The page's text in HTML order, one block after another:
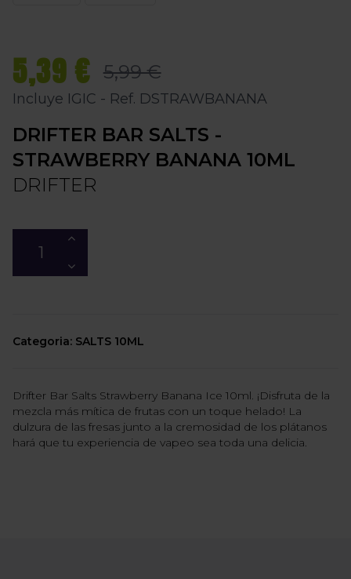
5,39 € 5,99 €
Incluye IGIC - Ref. DSTRAWBANANA
DRIFTER BAR SALTS -
STRAWBERRY BANANA 10ML
DRIFTER
Categoria: SALTS 10ML
Drifter Bar Salts Strawberry Banana Ice 10ml. ¡Disfruta de la
mezcla más mítica de frutas con un toque helado! La
dulzura de las fresas junto a la cremosidad de los plátanos
hará que tu experiencia de vapeo sea toda una delicia.